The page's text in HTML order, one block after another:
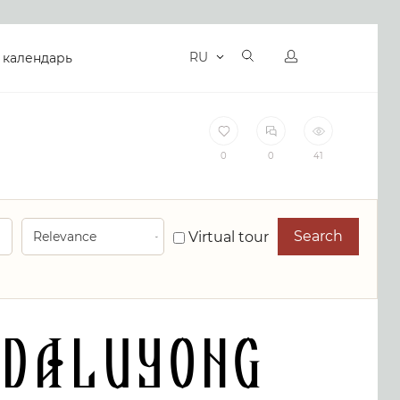
RU
0 0 41
Virtual tour Search